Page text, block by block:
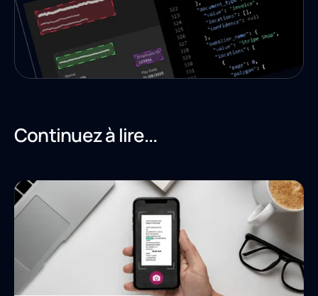
Continuez à lire...